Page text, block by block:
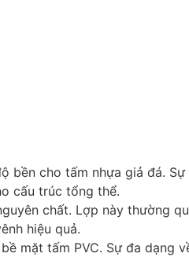
bền cho tấm nhựa giả đá.
cấu trúc tổng thể.
chất. Lợp này thường
hiệu quả.
mặt tấm PVC. Sự đa dạng